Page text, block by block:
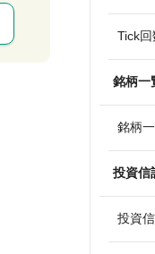
Tick
銘柄一
銘柄
投資信
投資